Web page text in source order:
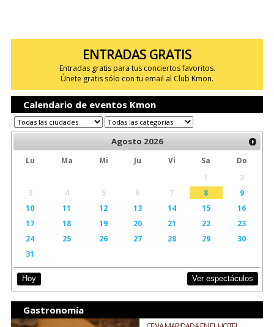
ENTRADAS GRATIS
Entradas gratis para tus conciertos favoritos.
Únete gratis sólo con tu email al Club Kmon.
Calendario de eventos Kmon
Agosto 2026
Lu Ma Mi Ju Vi Sa
Do
1
2
3
4 5 6 7 8
9
10
11 12 13 14 15
16
17
18 19 20 21 22
23
24
25 26 27 28 29
30
31
Hoy Ver espectáculos
Gastronomía